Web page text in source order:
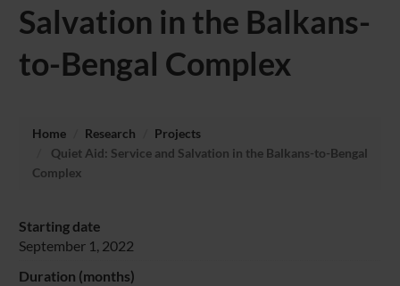
Salvation in the Balkans-
to-Bengal Complex
Home Research
Projects
Quiet Aid: Service and Salvation in the Balkans-to-Bengal
Complex
Starting date
September 1, 2022
Duration (months)